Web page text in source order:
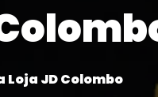
Loja JD Colombo